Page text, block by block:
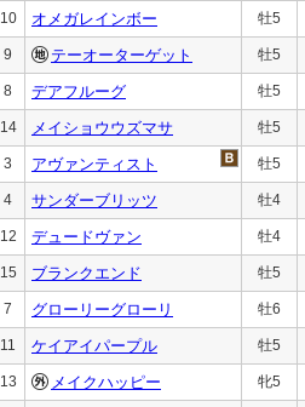
10 オメガレインボー 牡5
9 テーオーターゲット 牡5
8 デアフルーグ 牡5
14 メイショウウズマサ 牡5
3 アヴァンティスト 牡5
4 サンダーブリッツ 牡4
12 デュードヴァン 牡4
15 ブランクエンド 牡5
7 グローリーグローリ 牡6
11 ケイアイパープル 牡5
13 メイクハッピー 牝5